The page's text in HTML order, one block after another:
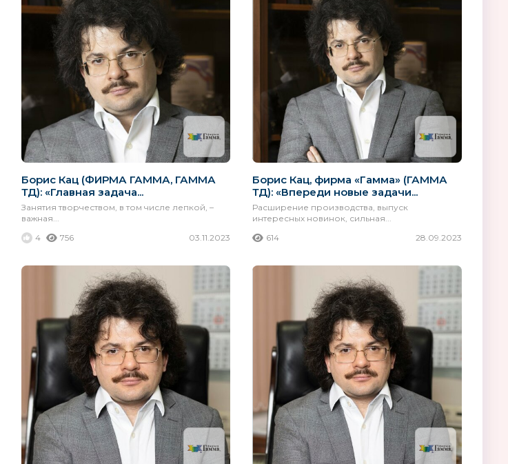
Борис Кац (ФИРМА ГАММА, ГАММА
ТД): «Главная задача...
Занятия творчеством, в том числе лепкой, –
важная...
4
756 03.11.2023
Борис Кац, фирма «Гамма» (ГАММА
ТД): «Впереди новые задачи...
Расширение производства, выпуск
интересных новинок, сильная...
614
28.09.2023